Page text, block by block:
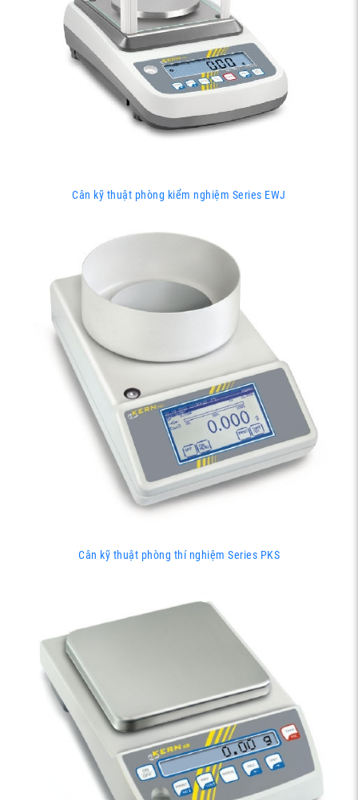
Cân kỹ thuật phòng kiểm nghiệm Series EWJ
Cân kỹ thuật phòng thí nghiệm Series PKS